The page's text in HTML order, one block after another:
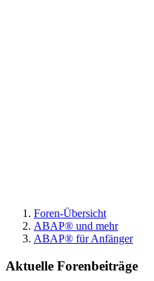
Foren-Übersicht
ABAP® und mehr
ABAP® für Anfänger
Aktuelle Forenbeiträge